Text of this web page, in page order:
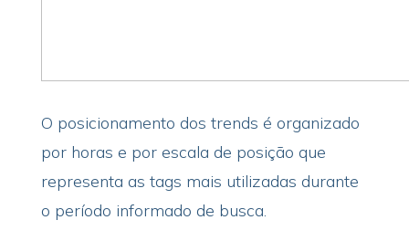
O posicionamento dos trends é organizado
por horas e por escala de posição que
representa as tags mais utilizadas durante
o período informado de busca.